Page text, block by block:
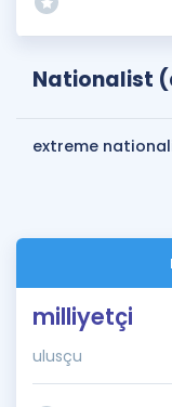
Nationalist
extreme
milliyetçi
ulusçu